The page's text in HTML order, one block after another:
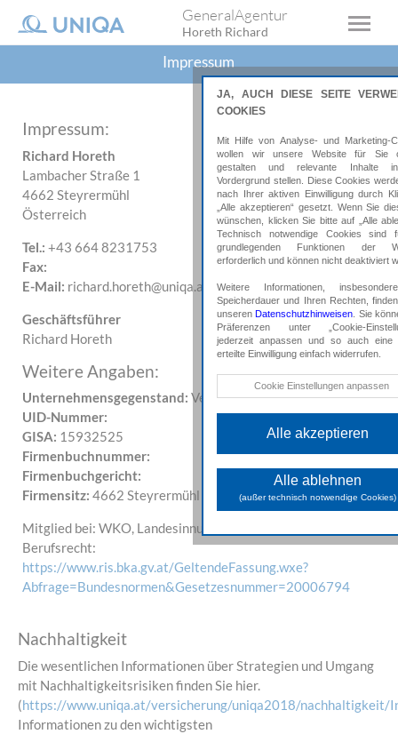
GeneralAgentur
Horeth Richard
Impressum
Impressum:
Richard Horeth
Lambacher Straße 1
4662 Steyrermühl
Österreich
Tel.: +43 664 8231753
Fax:
E-Mail: richard.horeth@uniqa.at
Geschäftsführer
Richard Horeth
Weitere Angaben:
Unternehmensgegenstand: Versicherungsagentur
UID-Nummer:
GISA: 15932525
Firmenbuchnummer:
Firmenbuchgericht:
Firmensitz: 4662 Steyrermühl
Mitglied bei: WKO, Landesinnung, etc.
Berufsrecht:
https://www.ris.bka.gv.at/GeltendeFassung.wxe?
Abfrage=Bundesnormen&Gesetzesnummer=20006794
Nachhaltigkeit
Die wesentlichen Informationen über Strategien und Umgang
mit Nachhaltigkeitsrisiken finden Sie hier.
(https://www.uniqa.at/versicherung/uniqa2018/nachhaltigkeit/
Informationen zu den wichtigsten
JA, AUCH DIESE SEITE
COOKIES
Mit Hilfe von Analyse- und Marketing-
wollen wir unsere Website für Sie
gestalten und relevante Inhalte
Vordergrund stellen. Diese Cookies
nach Ihrer aktiven Einwilligung durch
„Alle akzeptieren“ gesetzt. Wenn Sie
wünschen, klicken Sie bitte auf „Alle
Technisch notwendige Cookies sind
grundlegenden Funktionen der
erforderlich und können nicht deaktiviert
Weitere Informationen,
Speicherdauer und Ihren Rechten,
unserenDatenschutzhinweisen . Sie
Präferenzen unter „Cookie-
jederzeit anpassen und so auch eine
erteilte Einwilligung einfach widerrufen.
Technische Cookies
erforderlich und können nicht
Analyse Cookies
Diese Cookies
Sammeln allgemeiner Daten
das Verhalten und die
der Besuchenden und
gestellten Inhalte und
optimieren.
werden von unseren
genutzt, um Ihnen sowohl auf
Seite als auch auf anderen
passendere Werbung und
anzuzeigen.
Cookie Einstellungen anpassen
Alle akzeptieren
Alle ablehnen
(außer technisch notwendige Cookies)